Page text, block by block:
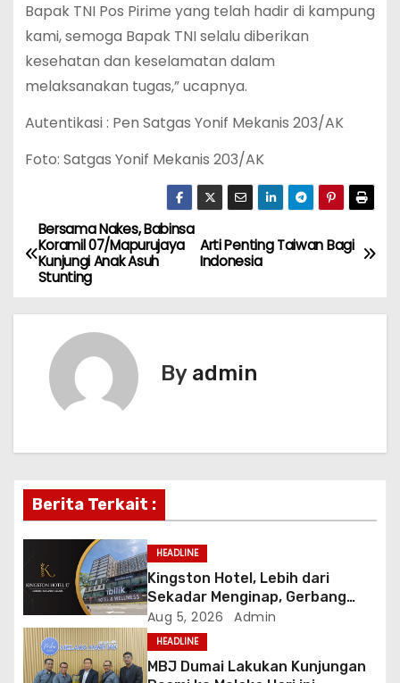
Bapak TNI Pos Pirime yang telah hadir di kampung
kami, semoga Bapak TNI selalu diberikan
kesehatan dan keselamatan dalam
melaksanakan tugas,” ucapnya.
Autentikasi : Pen Satgas Yonif Mekanis 203/AK
Foto: Satgas Yonif Mekanis 203/AK
P
o
s
g
a
t
i
Arti Penting Taiwan Bagi
Indonesia
Bersama Nakes, Babinsa
Koramil 07/Mapurujaya
Kunjungi Anak Asuh
Stunting
By admin
Berita Terkait :
HEADLINE
Kingston Hotel, Lebih dari
Sekadar Menginap, Gerbang
Anda Menuju yang Terbaik di
Melaka
Aug 5, 2026 Admin
HEADLINE
MBJ Dumai Lakukan Kunjungan